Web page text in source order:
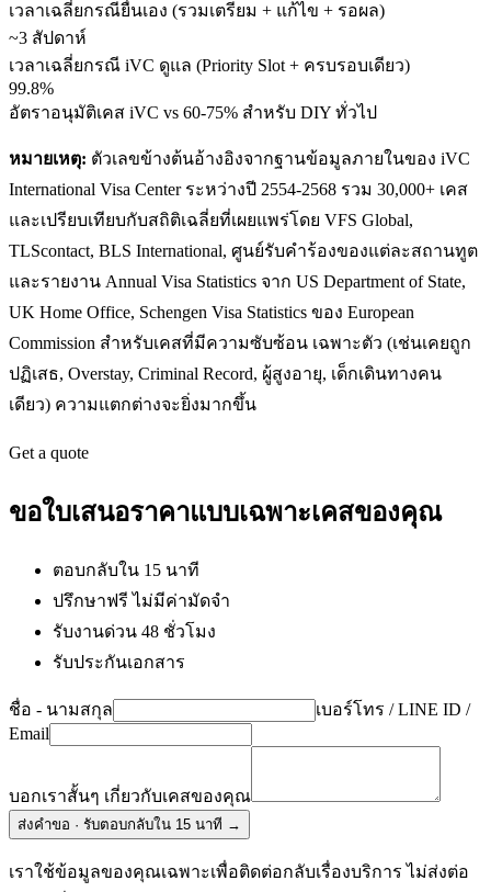
เวลาเฉลี่ยกรณียื่นเอง (รวมเตรียม + แก้ไข + รอผล)
~3 สัปดาห์
เวลาเฉลี่ยกรณี iVC ดูแล (Priority Slot + ครบรอบเดียว)
99.8%
อัตราอนุมัติเคส iVC vs 60-75% สำหรับ DIY ทั่วไป
หมายเหตุ: ตัวเลขข้างต้นอ้างอิงจากฐานข้อมูลภายในของ iVC
International Visa Center ระหว่างปี 2554-2568 รวม 30,000+ เคส
และเปรียบเทียบกับสถิติเฉลี่ยที่เผยแพร่โดย VFS Global,
TLScontact, BLS International, ศูนย์รับคำร้องของแต่ละสถานทูต
และรายงาน Annual Visa Statistics จาก US Department of State,
UK Home Office, Schengen Visa Statistics ของ European
Commission สำหรับเคสที่มีความซับซ้อน เฉพาะตัว (เช่นเคยถูก
ปฏิเสธ, Overstay, Criminal Record, ผู้สูงอายุ, เด็กเดินทางคน
เดียว) ความแตกต่างจะยิ่งมากขึ้น
Get a quote
ขอใบเสนอราคาแบบเฉพาะเคสของคุณ
ตอบกลับใน 15 นาที
ปรึกษาฟรี ไม่มีค่ามัดจำ
รับงานด่วน 48 ชั่วโมง
รับประกันเอกสาร
ชื่อ - นามสกุล
เบอร์โทร / LINE ID /
Email
บอกเราสั้นๆ เกี่ยวกับเคสของคุณ
ส่งคำขอ · รับตอบกลับใน 15 นาที →
เราใช้ข้อมูลของคุณเฉพาะเพื่อติดต่อกลับเรื่องบริการ ไม่ส่งต่อ